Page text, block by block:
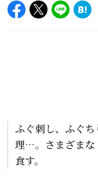
ふぐ刺し、ふぐ
理…。さまざまな
食す。